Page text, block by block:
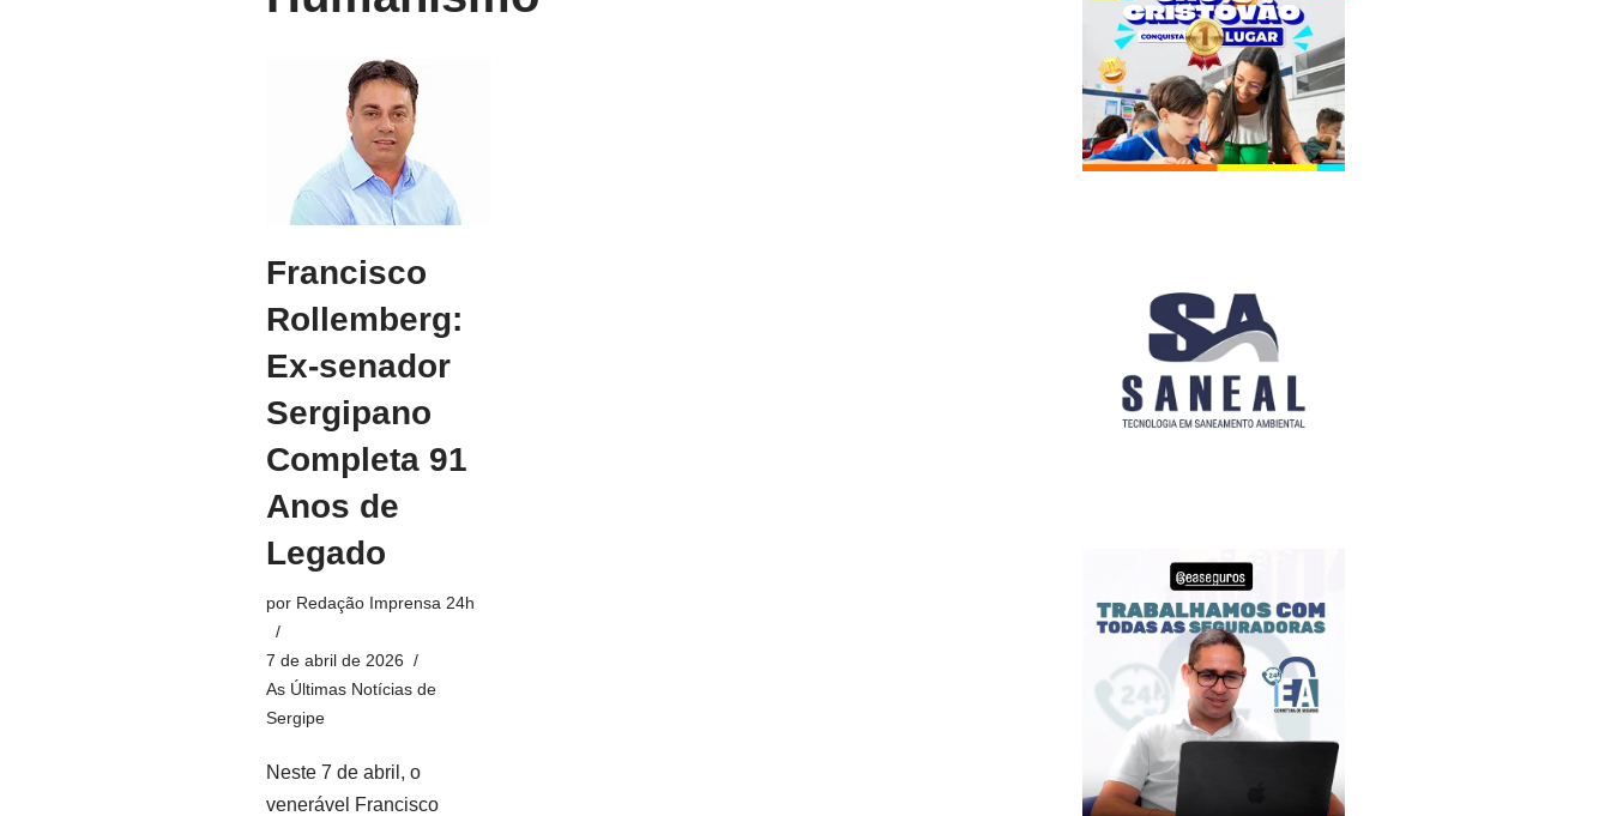
Francisco
Rollemberg:
Ex-senador
Sergipano
Completa 91
Anos de
Legado
por Redação Imprensa 24h
7 de abril de 2026
As Últimas Notícias de
Sergipe
Neste 7 de abril, o
venerável Francisco